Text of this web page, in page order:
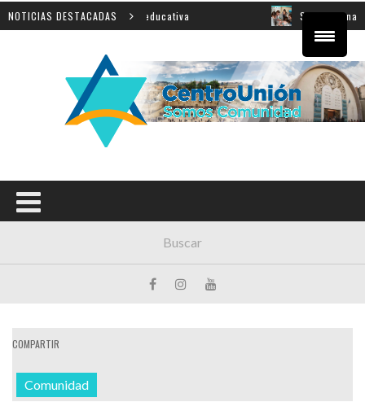
NOTICIAS DESTACADAS
sobre innovación educativa Shahak: una nueva
COMPARTIR
Comunidad